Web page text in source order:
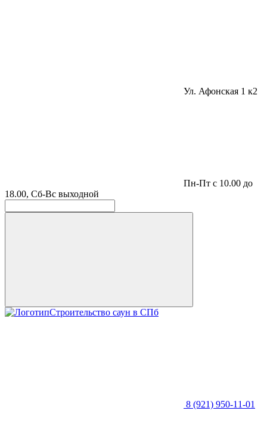
Ул. Афонская 1 к2
Пн-Пт с 10.00 до
18.00, Сб-Вс выходной
Строительство саун в СПб
8 (921) 950-11-01